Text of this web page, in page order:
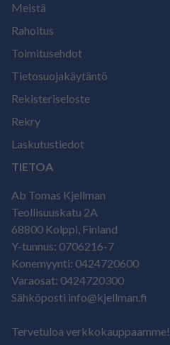
Meistä
Rahoitus
Toimitusehdot
Tietosuojakäytäntö
Rekisteriseloste
Rekry
Laskutustiedot
TIETOA
Ab Tomas Kjellman
Teollisuuskatu 2A
68800 Kolppi, Finland
Y-tunnus: 0706216-7
Konemyynti: 0424720600
Varaosat: 0424720300
Sähköposti info@kjellman.fi
Tervetuloa verkkokauppaamme!